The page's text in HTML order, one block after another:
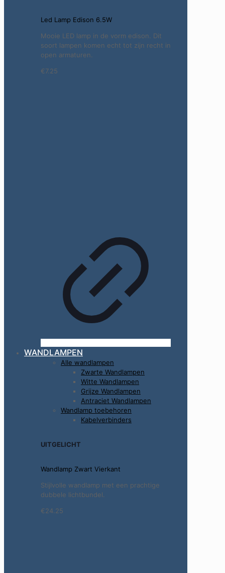
Led Lamp Edison 6.5W
Mooie LED lamp in de vorm edison. Dit
soort lampen komen echt tot zijn recht in
open armaturen.
€7.25
WANDLAMPEN
Alle wandlampen
Zwarte Wandlampen
Witte Wandlampen
Grijze Wandlampen
Antraciet Wandlampen
Wandlamp toebehoren
Kabelverbinders
UITGELICHT
Wandlamp Zwart Vierkant
Stijlvolle wandlamp met een prachtige
dubbele lichtbundel.
€24.25